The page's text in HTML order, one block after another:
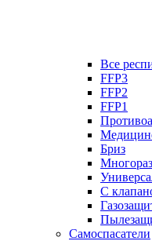
Все
FFP3
FFP2
FFP1
Бриз
С
Самоспасатели